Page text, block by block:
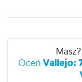
Recenzje
Oceń Vallejo: